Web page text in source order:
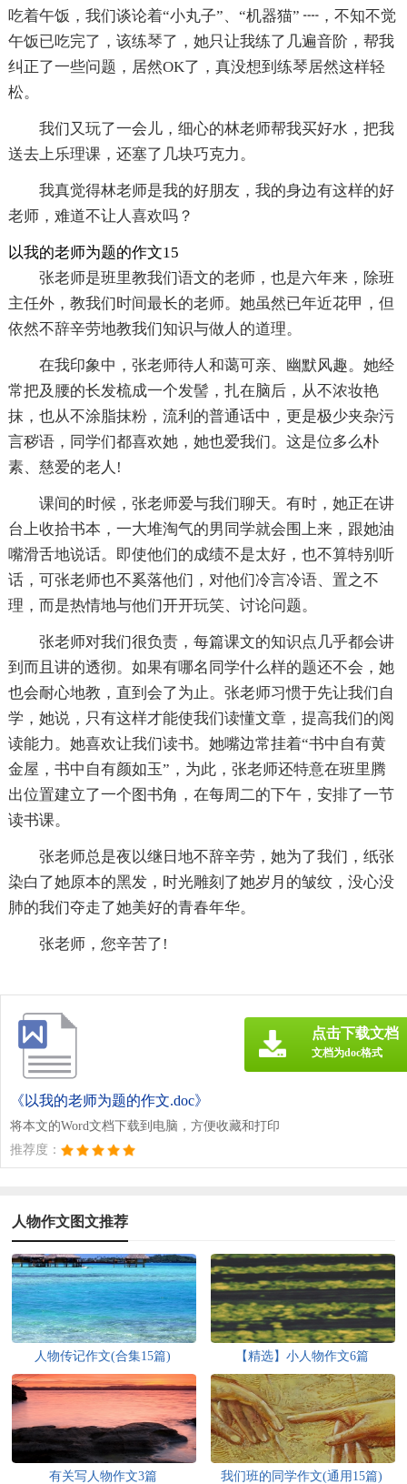
吃着午饭，我们谈论着“小丸子”、“机器猫” ┉，不知不觉
午饭已吃完了，该练琴了，她只让我练了几遍音阶，帮我
纠正了一些问题，居然OK了，真没想到练琴居然这样轻
松。
我们又玩了一会儿，细心的林老师帮我买好水，把我
送去上乐理课，还塞了几块巧克力。
我真觉得林老师是我的好朋友，我的身边有这样的好
老师，难道不让人喜欢吗？
以我的老师为题的作文15
张老师是班里教我们语文的老师，也是六年来，除班
主任外，教我们时间最长的老师。她虽然已年近花甲，但
依然不辞辛劳地教我们知识与做人的道理。
在我印象中，张老师待人和蔼可亲、幽默风趣。她经
常把及腰的长发梳成一个发髻，扎在脑后，从不浓妆艳
抹，也从不涂脂抹粉，流利的普通话中，更是极少夹杂污
言秽语，同学们都喜欢她，她也爱我们。这是位多么朴
素、慈爱的老人!
课间的时候，张老师爱与我们聊天。有时，她正在讲
台上收拾书本，一大堆淘气的男同学就会围上来，跟她油
嘴滑舌地说话。即使他们的成绩不是太好，也不算特别听
话，可张老师也不奚落他们，对他们冷言冷语、置之不
理，而是热情地与他们开开玩笑、讨论问题。
张老师对我们很负责，每篇课文的知识点几乎都会讲
到而且讲的透彻。如果有哪名同学什么样的题还不会，她
也会耐心地教，直到会了为止。张老师习惯于先让我们自
学，她说，只有这样才能使我们读懂文章，提高我们的阅
读能力。她喜欢让我们读书。她嘴边常挂着“书中自有黄
金屋，书中自有颜如玉”，为此，张老师还特意在班里腾
出位置建立了一个图书角，在每周二的下午，安排了一节
读书课。
张老师总是夜以继日地不辞辛劳，她为了我们，纸张
染白了她原本的黑发，时光雕刻了她岁月的皱纹，没心没
肺的我们夺走了她美好的青春年华。
张老师，您辛苦了!
《以我的老师为题的作文.doc》
将本文的Word文档下载到电脑，方便收藏和打印
推荐度：
点击下载文档
文档为doc格式
人物作文图文推荐
人物传记作文(合集15篇) 【精选】小人物作文6篇
有关写人物作文3篇 我们班的同学作文(通用15篇)